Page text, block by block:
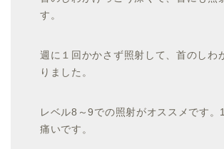
す。
週に１回かかさず照射して、首のしわ
りました。
レベル8～9での照射がオススメです。
痛いです。